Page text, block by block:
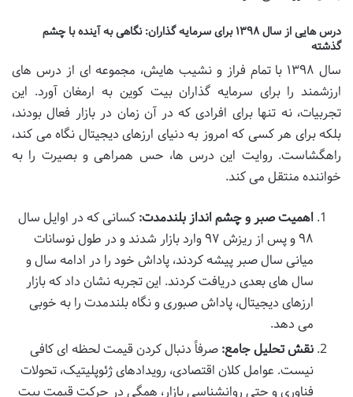
درس هایی از سال ۱۳۹۸ برای سرمایه گذاران: نگاهی به آینده با چشم
گذشته
سال ۱۳۹۸ با تمام فراز و نشیب هایش، مجموعه ای از درس های
ارزشمند را برای سرمایه گذاران بیت کوین به ارمغان آورد. این
تجربیات، نه تنها برای افرادی که در آن زمان در بازار فعال بودند،
بلکه برای هر کسی که امروز به دنیای ارزهای دیجیتال نگاه می کند،
راهگشاست. روایت این درس ها، حس همراهی و بصیرت را به
خواننده منتقل می کند.
اهمیت صبر و چشم انداز بلندمدت: کسانی که در اوایل سال
۹۸ و پس از ریزش ۹۷ وارد بازار شدند و در طول نوسانات
میانی سال صبر پیشه کردند، پاداش خود را در ادامه سال و
سال های بعدی دریافت کردند. این تجربه نشان داد که بازار
ارزهای دیجیتال، پاداش صبوری و نگاه بلندمدت را به خوبی
می دهد.
نقش تحلیل جامع: صرفاً دنبال کردن قیمت لحظه ای کافی
نیست. عوامل کلان اقتصادی، رویدادهای ژئوپلیتیک، تحولات
فناوری و حتی روانشناسی بازار، همگی در حرکت قیمت بیت